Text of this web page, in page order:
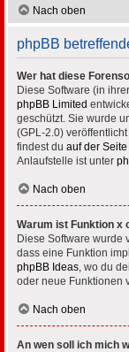
Nach oben
phpBB
Wer hat diese
Diese Software (in
phpBB Limited
geschützt. Sie wurde
(GPL-2.0)
findest du auf der
Anlaufstelle ist unter
Nach oben
Warum ist Funktion x
Diese Software wurde
dass eine Funktion
phpBB Ideas, wo du
oder neue Funktionen
Nach oben
An wen soll ich mich